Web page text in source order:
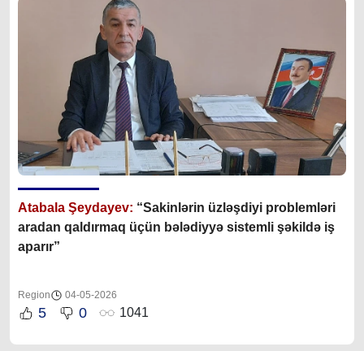
Atabala Şeydayev: “Sakinlərin üzləşdiyi problemləri
aradan qaldırmaq üçün bələdiyyə sistemli şəkildə iş
aparır”
Region 04-05-2026
5 0 1041